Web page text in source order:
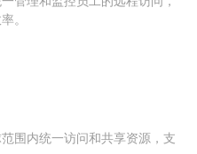
。
围内统一访问和共享资源，支